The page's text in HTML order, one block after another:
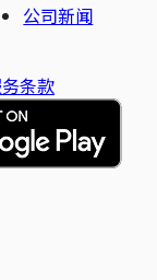
公司新闻
条款